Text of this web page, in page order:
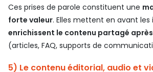
Ces prises de parole constituent une
forte valeur. Elles mettent en avant les
enrichissent le contenu partagé après
(articles, FAQ, supports de
5) Le contenu éditorial, audio et